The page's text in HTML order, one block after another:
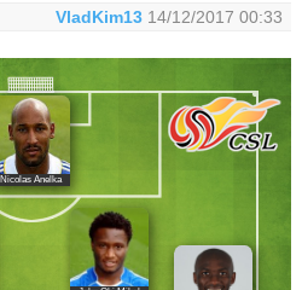
VladKim13 14/12/2017 00:33
Nicolas Anelka